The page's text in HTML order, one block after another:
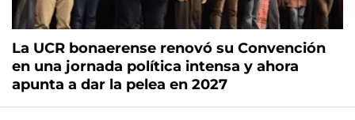
La UCR bonaerense renovó su Convención
en una jornada política intensa y ahora
apunta a dar la pelea en 2027